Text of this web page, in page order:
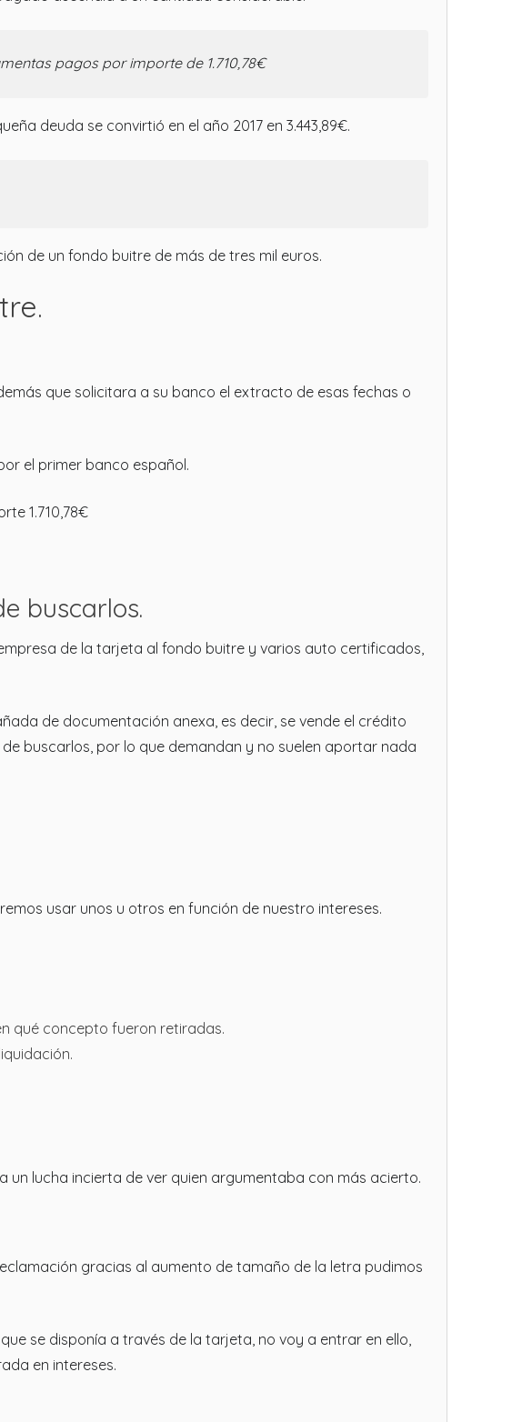
pagos por importe de 1.710,78€
deuda se convirtió en el año 2017 en 3.443,89€.
de un fondo buitre de más de tres mil euros.
que solicitara a su banco el extracto de esas fechas o
el primer banco español.
1.710,78€
buscarlos.
de la tarjeta al fondo buitre y varios auto certificados,
de documentación anexa, es decir, se vende el crédito
buscarlos, por lo que demandan y no suelen aportar nada
usar unos u otros en función de nuestro intereses.
qué concepto fueron retiradas.
lucha incierta de ver quien argumentaba con más acierto.
gracias al aumento de tamaño de la letra pudimos
se disponía a través de la tarjeta, no voy a entrar en ello,
en intereses.